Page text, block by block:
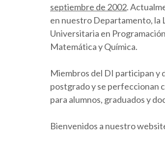
septiembre de 2002.
en nuestro Departamento, la
Universitaria en
Matemática y Química.
Miembros del DI participan y
postgrado y se perfeccionan
para alumnos, graduados y
Bienvenidos a nuestro